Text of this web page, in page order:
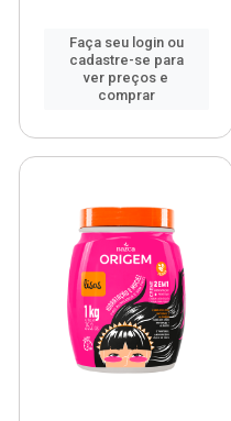
Faça seu login ou
cadastre-se para
ver preços e
comprar